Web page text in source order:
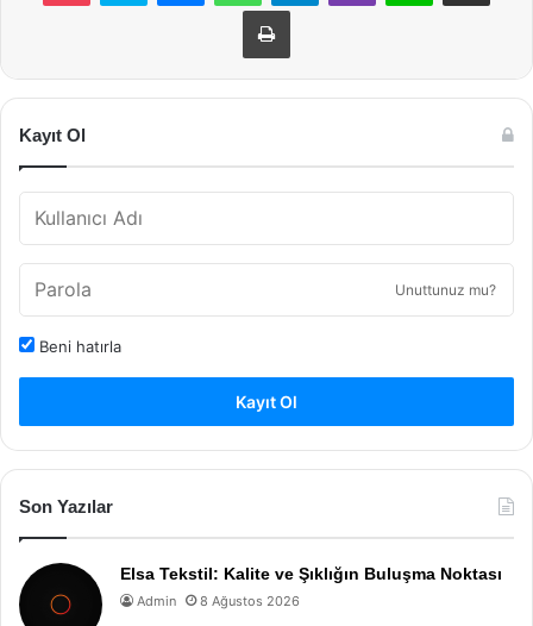
Yazdır
Kayıt Ol
Unuttunuz mu?
Beni hatırla
Kayıt Ol
Son Yazılar
Elsa Tekstil: Kalite ve Şıklığın Buluşma Noktası
Admin 8 Ağustos 2026